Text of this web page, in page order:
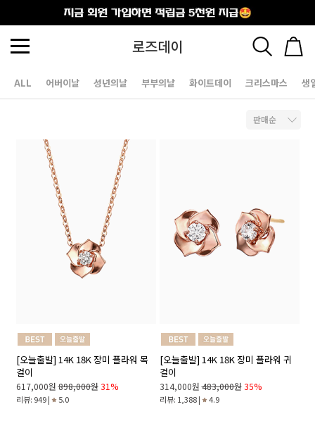
출석체크
로즈데이
ALL 어버이날 성년의날 부부의날 화이트데이 크리스마스 생
[오늘출발] 14K 18K 장미 플라워 목
걸이
617,000원 898,000원 31%
리뷰: 949 | 5.0
[오늘출발] 14K 18K 장미 플라워 귀
걸이
314,000원 483,000원 35%
리뷰: 1,388 | 4.9